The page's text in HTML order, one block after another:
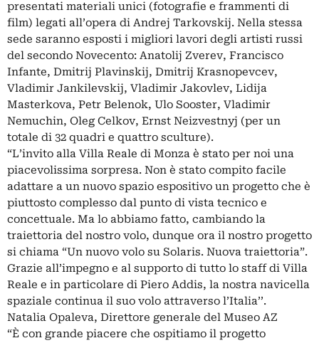
presentati materiali unici (fotografie e frammenti di
film) legati all’opera di Andrej Tarkovskij. Nella stessa
sede saranno esposti i migliori lavori degli artisti russi
del secondo Novecento: Anatolij Zverev, Francisco
Infante, Dmitrij Plavinskij, Dmitrij Krasnopevcev,
Vladimir Jankilevskij, Vladimir Jakovlev, Lidija
Masterkova, Petr Belenok, Ulo Sooster, Vladimir
Nemuchin, Oleg Celkov, Ernst Neizvestnyj (per un
totale di 32 quadri e quattro sculture).
“L’invito alla Villa Reale di Monza è stato per noi una
piacevolissima sorpresa. Non è stato compito facile
adattare a un nuovo spazio espositivo un progetto che è
piuttosto complesso dal punto di vista tecnico e
concettuale. Ma lo abbiamo fatto, cambiando la
traiettoria del nostro volo, dunque ora il nostro progetto
si chiama “Un nuovo volo su Solaris. Nuova traiettoria”.
Grazie all’impegno e al supporto di tutto lo staff di Villa
Reale e in particolare di Piero Addis, la nostra navicella
spaziale continua il suo volo attraverso l’Italia’’.
Natalia Opaleva, Direttore generale del Museo AZ
“È con grande piacere che ospitiamo il progetto